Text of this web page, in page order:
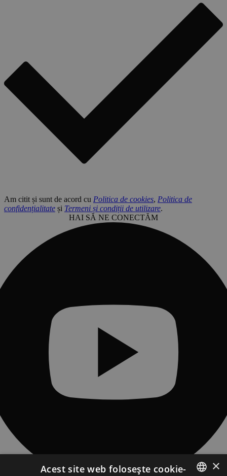
Am citit și sunt de acord cu Politica de cookies, Politica de
confidențialitate și Termeni și condiții de utilizare.
HAI SĂ NE CONECTĂM
×
Acest site web folosește cookie-